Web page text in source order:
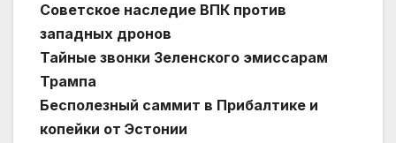
Советское наследие ВПК против
западных дронов
Тайные звонки Зеленского эмиссарам
Трампа
Бесполезный саммит в Прибалтике и
копейки от Эстонии